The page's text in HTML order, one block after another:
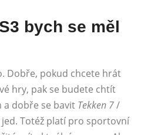
bych se měl
Dobře, pokud chcete hrát
hry, pak se budete chtít
dobře se bavit Tekken 7/
Totéž platí pro sportovní